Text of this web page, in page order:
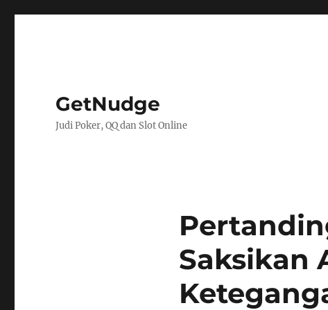
GetNudge
Judi Poker, QQ dan Slot Online
Saksikan